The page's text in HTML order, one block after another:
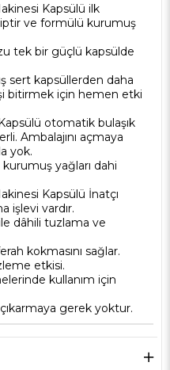
Kapsülü ilk
ve formülü kurumuş
tek bir güçlü kapsülde
sert kapsüllerden daha
bitirmek için hemen etki
otomatik bulaşık
Ambalajını açmaya
yok.
yağları dahi
Kapsülü İnatçı
işlevi vardır.
dâhili tuzlama ve
kokmasını sağlar.
etkisi.
kullanım için
gerek yoktur.